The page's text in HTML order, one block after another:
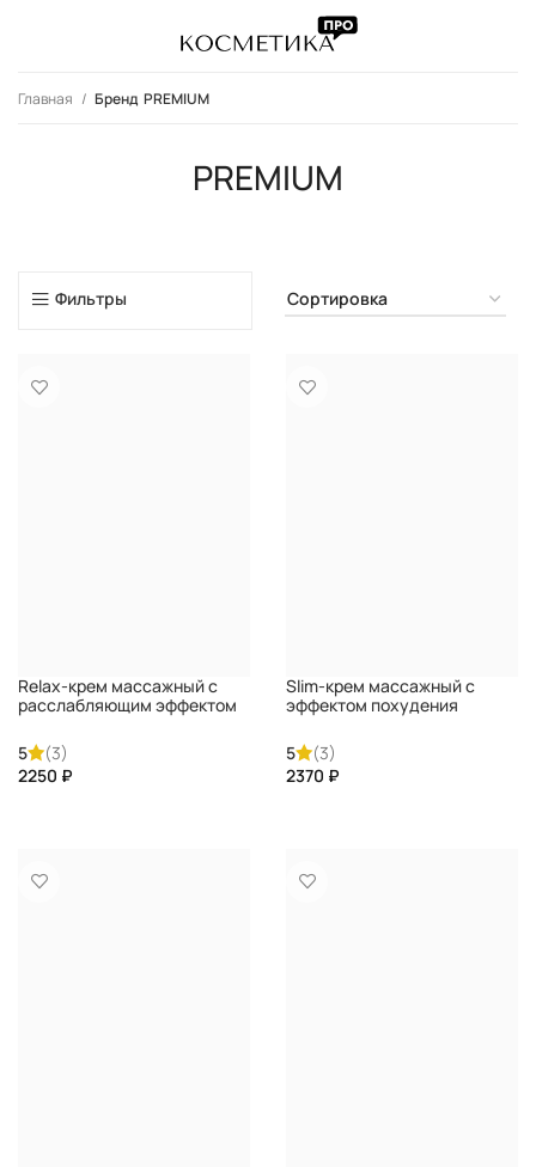
Главная PREMIUM
PREMIUM
Фильтры
Relax-крем массажный с
расслабляющим эффектом
PREMIUM
5
(3)
₽
Slim-крем массажный с
эффектом похудения
5
(3)
₽